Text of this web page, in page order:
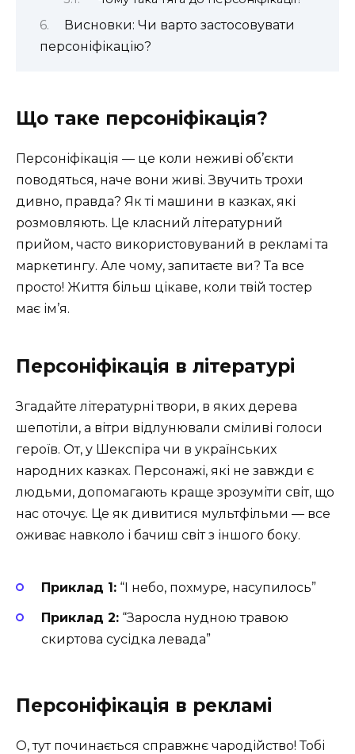
Висновки: Чи варто застосовувати
персоніфікацію?
Що таке персоніфікація?
Персоніфікація — це коли неживі об’єкти
поводяться, наче вони живі. Звучить трохи
дивно, правда? Як ті машини в казках, які
розмовляють. Це класний літературний
прийом, часто використовуваний в рекламі та
маркетингу. Але чому, запитаєте ви? Та все
просто! Життя більш цікаве, коли твій тостер
має ім’я.
Персоніфікація в літературі
Згадайте літературні твори, в яких дерева
шепотіли, а вітри відлунювали сміливі голоси
героїв. От, у Шекспіра чи в українських
народних казках. Персонажі, які не завжди є
людьми, допомагають краще зрозуміти світ, що
нас оточує. Це як дивитися мультфільми — все
оживає навколо і бачиш світ з іншого боку.
Приклад 1: “І небо, похмуре, насупилось”
Приклад 2: “Заросла нудною травою
скиртова сусідка левада”
Персоніфікація в рекламі
О, тут починається справжнє чародійство! Тобі